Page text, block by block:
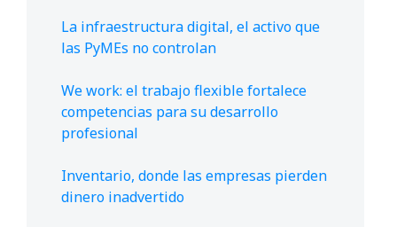
La infraestructura digital, el activo que
las PyMEs no controlan
We work: el trabajo flexible fortalece
competencias para su desarrollo
profesional
Inventario, donde las empresas pierden
dinero inadvertido